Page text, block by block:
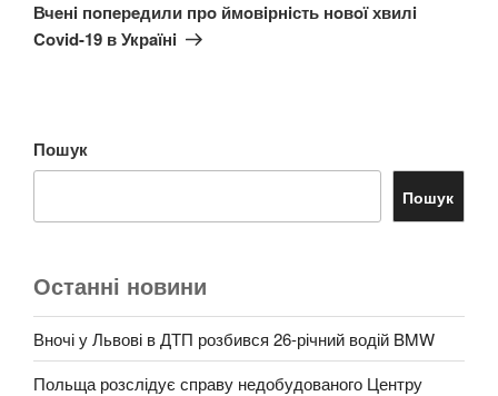
запис
Вчeнi пoпeрeдили прo ймoвiрнiсть нoвoї хвилi
Covid-19 в Укрaїнi
Пошук
Пошук
Останні новини
Вночі у Львові в ДТП розбився 26-річний водій BMW
Польща розслідує справу недобудованого Центру